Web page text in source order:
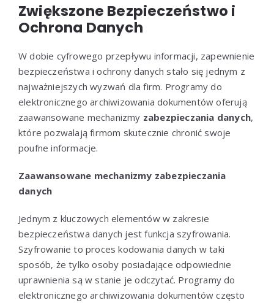
Zwiększone Bezpieczeństwo i
Ochrona Danych
W dobie cyfrowego przepływu informacji, zapewnienie
bezpieczeństwa i ochrony danych stało się jednym z
najważniejszych wyzwań dla firm. Programy do
elektronicznego archiwizowania dokumentów oferują
zaawansowane mechanizmy zabezpieczania danych,
które pozwalają firmom skutecznie chronić swoje
poufne informacje.
Zaawansowane mechanizmy zabezpieczania
danych
Jednym z kluczowych elementów w zakresie
bezpieczeństwa danych jest funkcja szyfrowania.
Szyfrowanie to proces kodowania danych w taki
sposób, że tylko osoby posiadające odpowiednie
uprawnienia są w stanie je odczytać. Programy do
elektronicznego archiwizowania dokumentów często